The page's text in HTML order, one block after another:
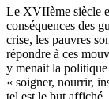
Le XVIIème siècle
conséquences des
crise, les pauvres
répondre à ces
y menait la
« soigner, nourrir,
tel est le but